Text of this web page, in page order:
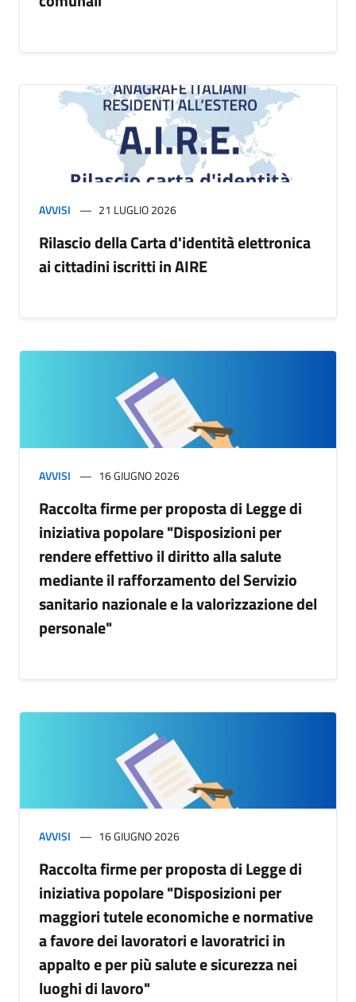
AVVISI 21 LUGLIO 2026
Rilascio della Carta d'identità elettronica
ai cittadini iscritti in AIRE
AVVISI 16 GIUGNO 2026
Raccolta firme per proposta di Legge di
iniziativa popolare "Disposizioni per
rendere effettivo il diritto alla salute
mediante il rafforzamento del Servizio
sanitario nazionale e la valorizzazione del
personale"
AVVISI 16 GIUGNO 2026
Raccolta firme per proposta di Legge di
iniziativa popolare "Disposizioni per
maggiori tutele economiche e normative
a favore dei lavoratori e lavoratrici in
appalto e per più salute e sicurezza nei
luoghi di lavoro"